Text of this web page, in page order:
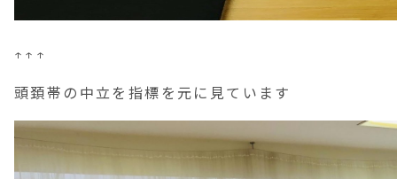
↑↑↑
頭頚帯の中立を指標を元に見ています